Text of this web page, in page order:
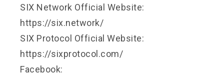
SIX Network Official Website:
https://six.network/
SIX Protocol Official Website:
https://sixprotocol.com/
Facebook: